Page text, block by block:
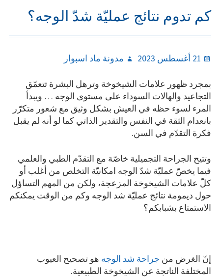
كم تدوم نتائج عمليّة شدّ الوجه؟
Posted
21 أغسطس 2023 Author
مدونة ماد اسبوار
بمجرد ظهور علامات الشيخوخة وترهل البشرة تتعمّق
التجاعيد والهالات السوداء على مستوى الوجه … ويبدأ
المرء لسوء حظه في العيش بشكل وثيق مع شعور متكرّر
بانعدام الثقة في النفس والتقدير الذاتي كما لو أنه لم يقبل
فكرة التقدّم في السن.
وتتيح الجراحة التجميلية خاصّة مع التقدّم الطبي والعلمي
فيما يخصّ عمليّة شدّ الوجه امكانيّة التخلص من أغلب أو
كلّ علامات الشيخوخة المزعجة، ولكن من المهم التساؤل
حول ديمومة نتائج عمليّة شد الوجه وكم من الوقت يمكنكم
الاستمتاع بشبابكم؟
إنّ الغرض من جراحة شد الوجه هو تصحيح العيوب
المختلفة الناتجة عن الشيخوخة الطبيعية.